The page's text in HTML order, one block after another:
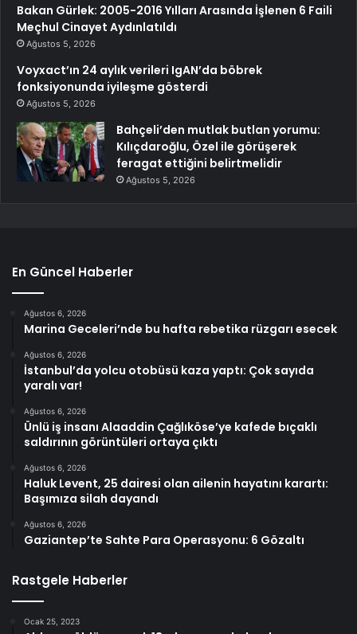
Bakan Gürlek: 2005-2016 Yılları Arasında İşlenen 6 Faili
Meçhul Cinayet Aydınlatıldı
Ağustos 5, 2026
Voyxact’ın 24 aylık verileri IgAN’da böbrek
fonksiyonunda iyileşme gösterdi
Ağustos 5, 2026
Bahçeli’den mutlak butlan yorumu:
Kılıçdaroğlu, Özel ile görüşerek
feragat ettiğini belirtmelidir
Ağustos 5, 2026
En Güncel Haberler
Ağustos 6, 2026
Marina Geceleri’nde bu hafta rebetika rüzgarı esecek
Ağustos 6, 2026
İstanbul’da yolcu otobüsü kaza yaptı: Çok sayıda
yaralı var!
Ağustos 6, 2026
Ünlü iş insanı Alaaddin Çağlıköse’ye kafede bıçaklı
saldırının görüntüleri ortaya çıktı
Ağustos 6, 2026
Haluk Levent, 25 dairesi olan ailenin hayatını karartı:
Başımıza silah dayandı
Ağustos 6, 2026
Gaziantep’te Sahte Para Operasyonu: 6 Gözaltı
Rastgele Haberler
Ocak 25, 2023